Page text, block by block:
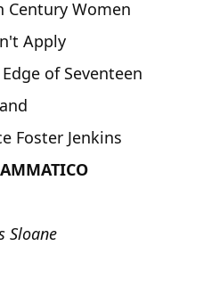
Century Women
Apply
of Seventeen
Foster Jenkins
Sloane